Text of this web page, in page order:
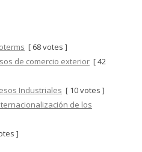
[ 68 votes ]
de comercio exterior [ 42
Industriales [ 10 votes ]
de los
]